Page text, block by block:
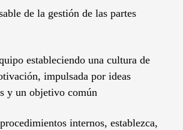
de la gestión de las partes
estableciendo una cultura de
impulsada por ideas
y un objetivo común
internos, establezca,